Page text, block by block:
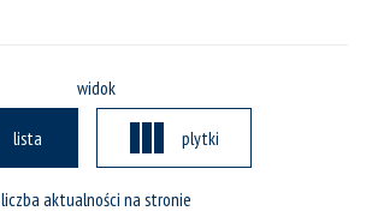
widok
lista plytki
liczba aktualności na stronie